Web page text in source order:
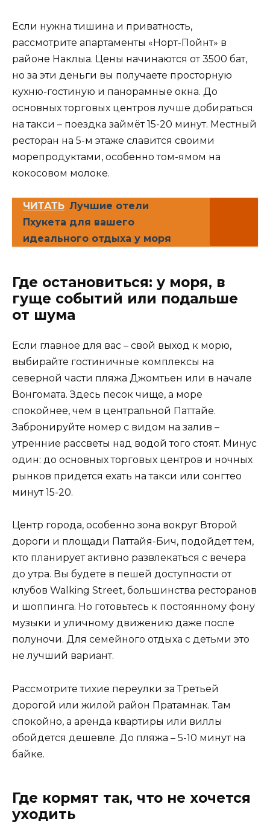
Если нужна тишина и приватность,
рассмотрите апартаменты «Норт-Пойнт» в
районе Наклыа. Цены начинаются от 3500 бат,
но за эти деньги вы получаете просторную
кухню-гостиную и панорамные окна. До
основных торговых центров лучше добираться
на такси – поездка займёт 15-20 минут. Местный
ресторан на 5-м этаже славится своими
морепродуктами, особенно том-ямом на
кокосовом молоке.
ЧИТАТЬ Лучшие отели
Пхукета для вашего
идеального отдыха у моря
Где остановиться: у моря, в
гуще событий или подальше
от шума
Если главное для вас – свой выход к морю,
выбирайте гостиничные комплексы на
северной части пляжа Джомтьен или в начале
Вонгомата. Здесь песок чище, а море
спокойнее, чем в центральной Паттайе.
Забронируйте номер с видом на залив –
утренние рассветы над водой того стоят. Минус
один: до основных торговых центров и ночных
рынков придется ехать на такси или сонгтео
минут 15-20.
Центр города, особенно зона вокруг Второй
дороги и площади Паттайя-Бич, подойдет тем,
кто планирует активно развлекаться с вечера
до утра. Вы будете в пешей доступности от
клубов Walking Street, большинства ресторанов
и шоппинга. Но готовьтесь к постоянному фону
музыки и уличному движению даже после
полуночи. Для семейного отдыха с детьми это
не лучший вариант.
Рассмотрите тихие переулки за Третьей
дорогой или жилой район Пратамнак. Там
спокойно, а аренда квартиры или виллы
обойдется дешевле. До пляжа – 5-10 минут на
байке.
Где кормят так, что не хочется
уходить